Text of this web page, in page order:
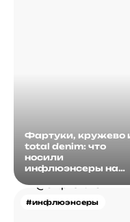
Фартуки, кружево
total denim: что
носили
инфлюэнсеры на
#инфлюэнсеры